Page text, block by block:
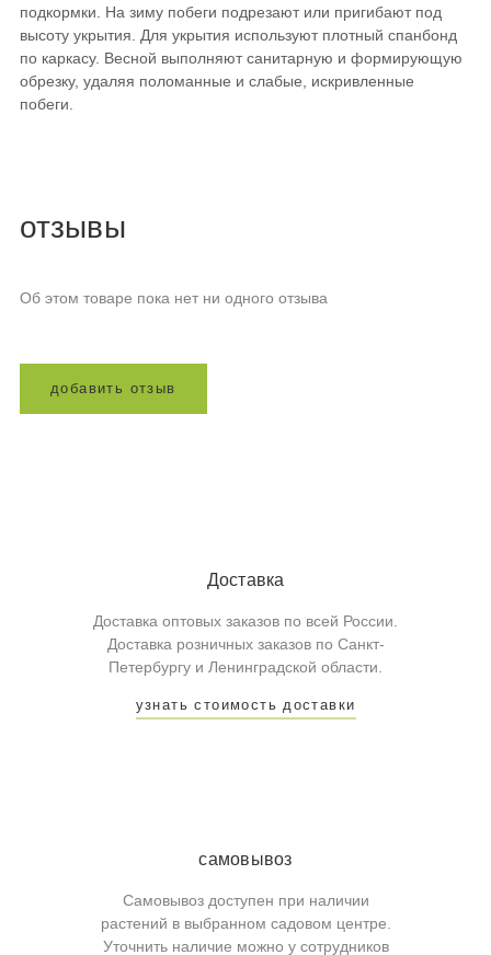
подкормки. На зиму побеги подрезают или пригибают под
высоту укрытия. Для укрытия используют плотный спанбонд
по каркасу. Весной выполняют санитарную и формирующую
обрезку, удаляя поломанные и слабые, искривленные
побеги.
отзывы
Об этом товаре пока нет ни одного отзыва
доба вит ь отз ыв
Доставка
Доставка оптовых заказов по всей России.
Доставка розничных заказов по Санкт-
Петербургу и Ленинградской области.
узнать стоимость доставки
самовывоз
Самовывоз доступен при наличии
растений в выбранном садовом центре.
Уточнить наличие можно у сотрудников